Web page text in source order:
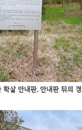
학살 안내판. 안내판 뒤의